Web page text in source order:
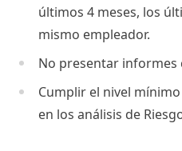
últimos 4 meses, los
mismo empleador.
No presentar informes
Cumplir el nivel
en los análisis de